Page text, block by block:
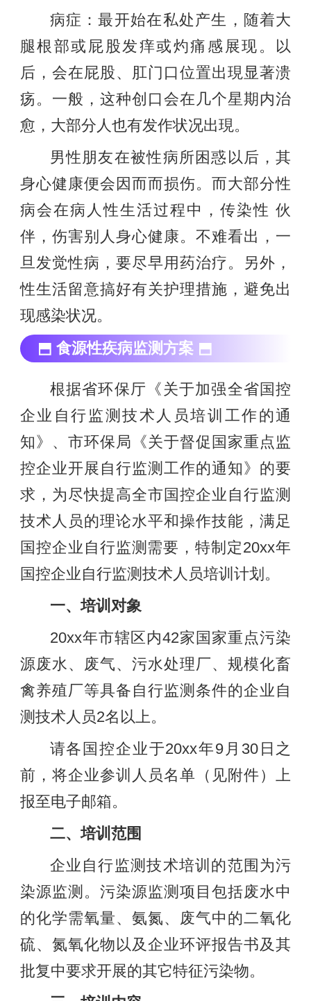
病症：最开始在私处产生，随着大
腿根部或屁股发痒或灼痛感展现。以
后，会在屁股、肛门口位置出現显著溃
疡。一般，这种创口会在几个星期内治
愈，大部分人也有发作状况出現。
男性朋友在被性病所困惑以后，其
身心健康便会因而而损伤。而大部分性
病会在病人性生活过程中，传染性 伙
伴，伤害别人身心健康。不难看出，一
旦发觉性病，要尽早用药治疗。另外，
性生活留意搞好有关护理措施，避免出
现感染状况。
⬒ 食源性疾病监测方案 ⬒
根据省环保厅《关于加强全省国控
企业自行监测技术人员培训工作的通
知》、市环保局《关于督促国家重点监
控企业开展自行监测工作的通知》的要
求，为尽快提高全市国控企业自行监测
技术人员的理论水平和操作技能，满足
国控企业自行监测需要，特制定20xx年
国控企业自行监测技术人员培训计划。
一、培训对象
20xx年市辖区内42家国家重点污染
源废水、废气、污水处理厂、规模化畜
禽养殖厂等具备自行监测条件的企业自
测技术人员2名以上。
请各国控企业于20xx年9月30日之
前，将企业参训人员名单（见附件）上
报至电子邮箱。
二、培训范围
企业自行监测技术培训的范围为污
染源监测。污染源监测项目包括废水中
的化学需氧量、氨氮、废气中的二氧化
硫、氮氧化物以及企业环评报告书及其
批复中要求开展的其它特征污染物。